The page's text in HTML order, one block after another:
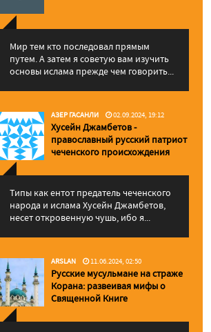
Мир тем кто последовал прямым
путем. А затем я советую вам изучить
основы ислама прежде чем говорить...
АЗЕР ГАСАНЛИ 02.09.2024, 19:12
Хусейн Джамбетов -
православный русский патриот
чеченского происхождения
Типы как ентот предатель чеченского
народа и ислама Хусейн Джамбетов,
несет откровенную чушь, ибо я...
ARSLAN 11.06.2024, 02:50
Русские мусульмане на страже
Корана: pазвеивая мифы о
Священной Книге